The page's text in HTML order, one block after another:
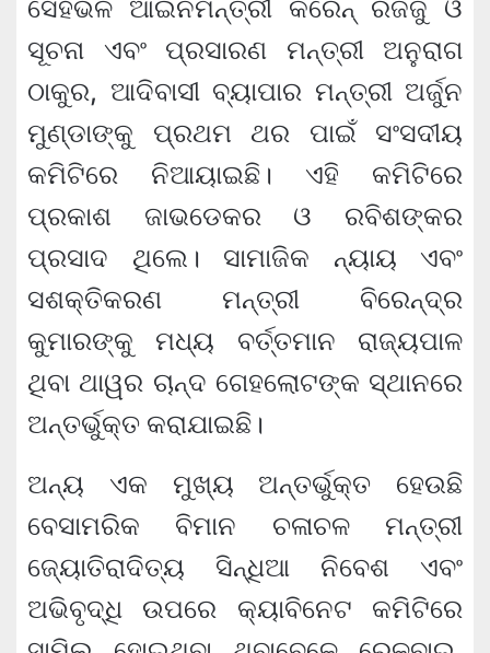
ସେହିଭଳି ଆଇନମନ୍ତ୍ରୀ କିରେନ୍ ରିଜିଜୁ ଓ
ସୂଚନା ଏବଂ ପ୍ରସାରଣ ମନ୍ତ୍ରୀ ଅନୁରାଗ
ଠାକୁର, ଆଦିବାସୀ ବ୍ୟାପାର ମନ୍ତ୍ରୀ ଅର୍ଜୁନ
ମୁଣ୍ଡାଙ୍କୁ ପ୍ରଥମ ଥର ପାଇଁ ସଂସଦୀୟ
କମିଟିରେ ନିଆୟାଇଛି। ଏହି କମିଟିରେ
ପ୍ରକାଶ ଜାଭଡେକର ଓ ରବିଶଙ୍କର
ପ୍ରସାଦ ଥିଲେ। ସାମାଜିକ ନ୍ୟାୟ ଏବଂ
ସଶକ୍ତିକରଣ ମନ୍ତ୍ରୀ ବିରେନ୍ଦ୍ର
କୁମାରଙ୍କୁ ମଧ୍ୟ ବର୍ତ୍ତମାନ ରାଜ୍ୟପାଳ
ଥିବା ଥାୱର ଚାନ୍ଦ ଗେହଲୋଟଙ୍କ ସ୍ଥାନରେ
ଅନ୍ତର୍ଭୁକ୍ତ କରାଯାଇଛି।
ଅନ୍ୟ ଏକ ମୁଖ୍ୟ ଅନ୍ତର୍ଭୁକ୍ତ ହେଉଛି
ବେସାମରିକ ବିମାନ ଚଳାଚଳ ମନ୍ତ୍ରୀ
ଜ୍ୟୋତିରାଦିତ୍ୟ ସିନ୍ଧିଆ ନିବେଶ ଏବଂ
ଅଭିବୃଦ୍ଧି ଉପରେ କ୍ୟାବିନେଟ କମିଟିରେ